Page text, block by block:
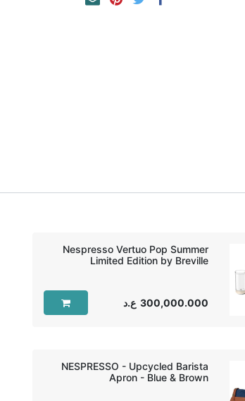
Nespresso Vertuo Pop Summer
Limited Edition by Breville
300,000.000 ع.د
NESPRESSO - Upcycled Barista
Apron - Blue & Brown